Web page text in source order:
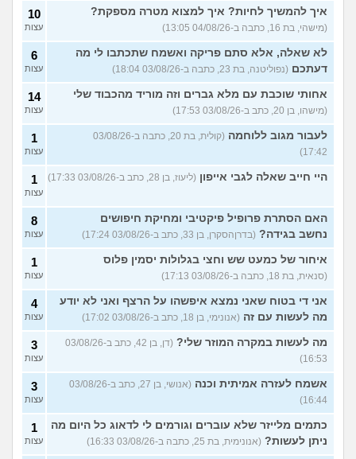
איך להמשיך לחיות? איך למצוא מטרה מספקת?
(מישהי, בת 16, כתבה ב-04/08/26 13:05)
10
עצות
לא שאלה, אלא סתם פריקה ואשמח שתכתבו לי מה
דעתכם (נפוליטנה, בת 23, כתבה ב-03/08/26 18:04)
6
עצות
אחותי שוכבת עם מלא גברים וזה מוריד מהכבוד שלי
(מישהו, בן 20, כתב ב-03/08/26 17:53)
14
עצות
לעבור מגוב ללוחמה
(קולית, בת 20, כתבה ב-03/08/26
17:42)
1
עצות
היי חייב שאלה לגבי אייפון (ליעוז, בן 28, כתב ב-03/08/26 17:33) 1
עצות
האם הסתרת פרופיל פיקטיבי ומחיקת חיפושים
נחשב בגידה? (בדרןהסקרן, בן 33, כתב ב-03/08/26 17:24)
8
עצות
איחור של כמעט שש וחצי בגלולות יסמין פלוס
(סנאית, בת 18, כתבה ב-03/08/26 17:13)
1
עצות
אני די בטוח שאני נמצא איפשהו על הרצף ואני לא יודע
מה לעשות עם זה (אנונימי, בן 18, כתב ב-03/08/26 17:02)
4
עצות
מה לעשות במקרה המוזר שלי?
(דן, בן 42, כתב ב-03/08/26
16:53)
3
עצות
אשמח לעזרה אמיתית וכנה
(אנושי, בן 27, כתב ב-03/08/26
16:44)
3
עצות
כתמים מלייזר שלא עוברים וגורמים לי לדאוג כל היום מה
ניתן לעשות? (אנונימית, בת 25, כתבה ב-03/08/26 16:33)
1
עצות